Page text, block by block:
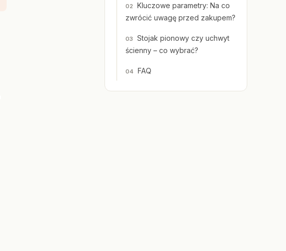
Kluczowe parametry: Na co
zwrócić uwagę przed zakupem?
Stojak pionowy czy uchwyt
ścienny – co wybrać?
FAQ